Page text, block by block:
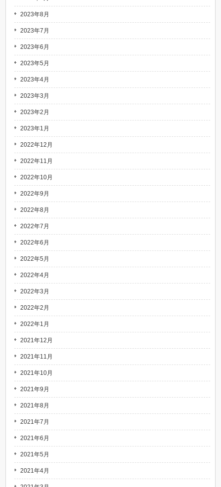
2023年8月
2023年7月
2023年6月
2023年5月
2023年4月
2023年3月
2023年2月
2023年1月
2022年12月
2022年11月
2022年10月
2022年9月
2022年8月
2022年7月
2022年6月
2022年5月
2022年4月
2022年3月
2022年2月
2022年1月
2021年12月
2021年11月
2021年10月
2021年9月
2021年8月
2021年7月
2021年6月
2021年5月
2021年4月